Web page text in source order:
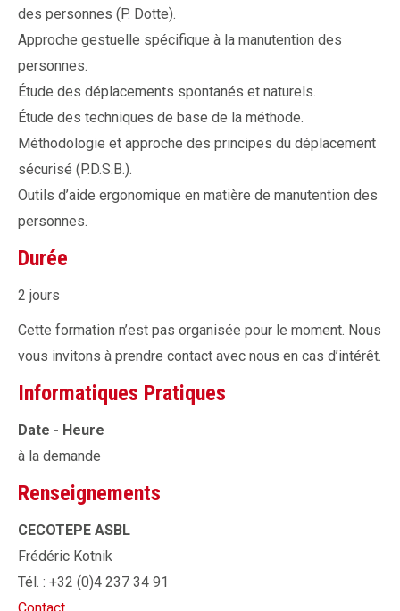
des personnes (P. Dotte).
Approche gestuelle spécifique à la manutention des
personnes.
Étude des déplacements spontanés et naturels.
Étude des techniques de base de la méthode.
Méthodologie et approche des principes du déplacement
sécurisé (P.D.S.B.).
Outils d’aide ergonomique en matière de manutention des
personnes.
Durée
2 jours
Cette formation n’est pas organisée pour le moment. Nous
vous invitons à prendre contact avec nous en cas d’intérêt.
Informatiques Pratiques
Date - Heure
à la demande
Renseignements
CECOTEPE ASBL
Frédéric Kotnik
Tél. : +32 (0)4 237 34 91
Contact